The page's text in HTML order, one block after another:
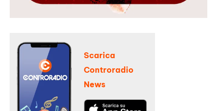
Scarica
Controradio
News